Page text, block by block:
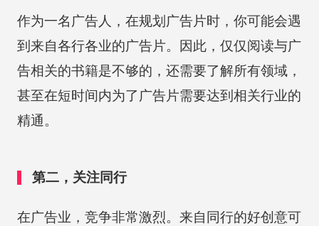
作为一名广告人，在规划广告片时，你可能会遇
到来自各行各业的广告片。因此，仅仅阅读与广
告相关的书籍是不够的，还需要了解所有领域，
甚至在短时间内为了广告片需要达到相关行业的
精通。
第二，关注同行
在广告业，竞争非常激烈。来自同行的好创意可